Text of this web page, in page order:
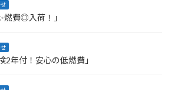
燃費◎入荷！」
2年付！安心の低燃費」